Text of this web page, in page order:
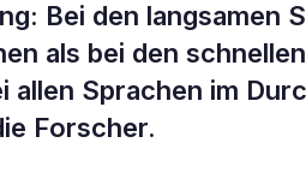
Bei den langsamen
als bei den
allen Sprachen im
Forscher.